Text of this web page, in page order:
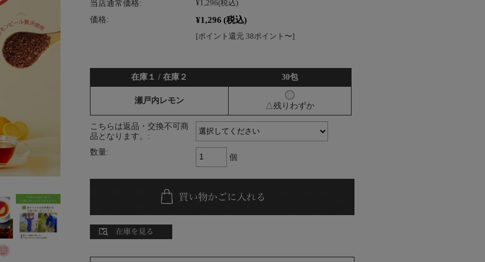
当店通常価格: ¥1,296(税込)
価格: ¥1,296 (税込)
[ポイント還元 38ポイント〜]
在庫１ / 在庫２ 30包
瀬戸内レモン
△残りわずか
こちらは返品・交換不可商
品となります。:
数量:
個